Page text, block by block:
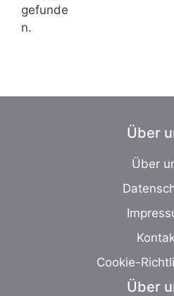
gefunde
n.
Über
Über
Cookie-
Über